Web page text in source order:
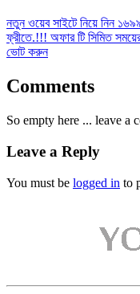
নতুন ওয়েব সাইটে নিয়ে নিন
ফ্রীতে.!!! অফার টি সিমিত
ভোট করুন
Comments
So empty here ... leave a
Leave a Reply
You must be logged in to